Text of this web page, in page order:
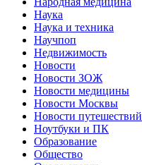
Наука
Наука и техника
Научпоп
Недвижимость
Новости
Новости ЗОЖ
Новости медицины
Новости Москвы
Новости путешествий
Ноутбуки и ПК
Образование
Общество